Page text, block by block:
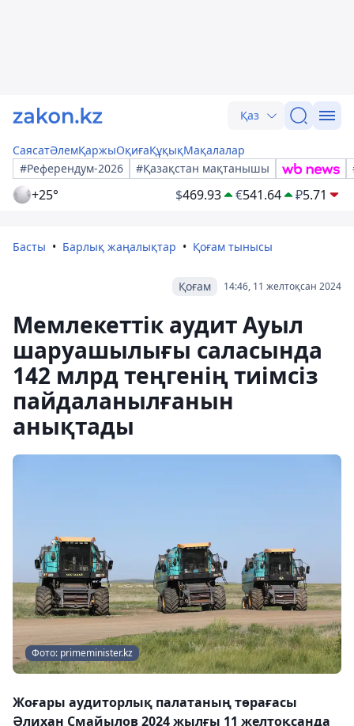
Қаз
СаясатӘлемҚаржыОқиғаҚұқықМақалалар
#Референдум-2026
#Қазақстан мақтанышы
+25° $469.93 €541.64 ₽5.71
Басты Барлық жаңалықтар Қоғам тынысы
14:46, 11 желтоқсан 2024
Қоғам
Мемлекеттік аудит Ауыл
шаруашылығы саласында
142 млрд теңгенің тиімсіз
пайдаланылғанын
анықтады
Фото: primeminister.kz
Жоғары аудиторлық палатаның төрағасы
Әлихан Смайылов 2024 жылғы 11 желтоқсанда